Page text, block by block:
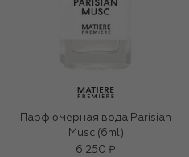
Парфюмерная вода Parisian
Musc (6ml)
6 250 ₽